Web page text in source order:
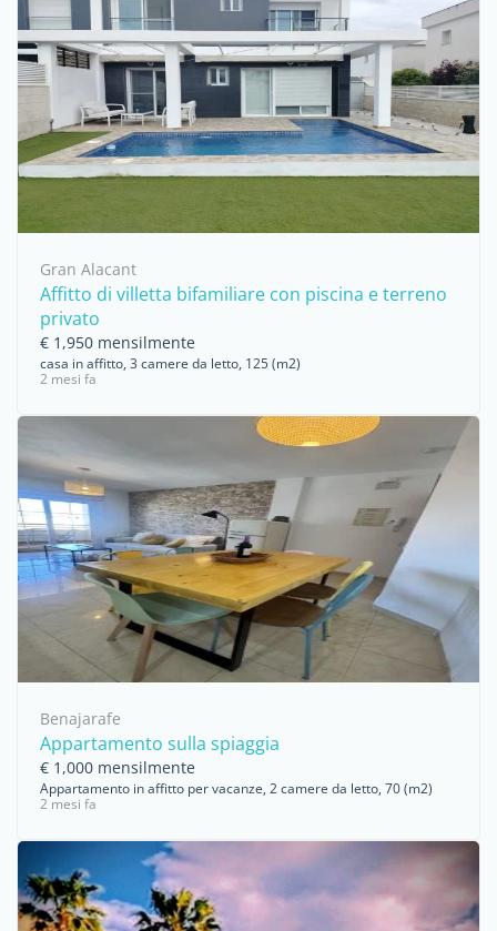
Gran Alacant
Affitto di villetta bifamiliare con piscina e terreno
privato
€ 1,950 mensilmente
casa in affitto, 3 camere da letto, 125 (m2)
2 mesi fa
Benajarafe
Appartamento sulla spiaggia
€ 1,000 mensilmente
Appartamento in affitto per vacanze, 2 camere da letto, 70 (m2)
2 mesi fa